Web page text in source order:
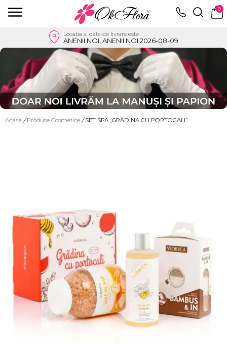
0
Locatia si data de livrare este
ANENII NOI, ANENII NOI 2026-08-09
Acasa / Produse Cosmetice / SET SPA „GRĂDINA CU PORTOCALI”